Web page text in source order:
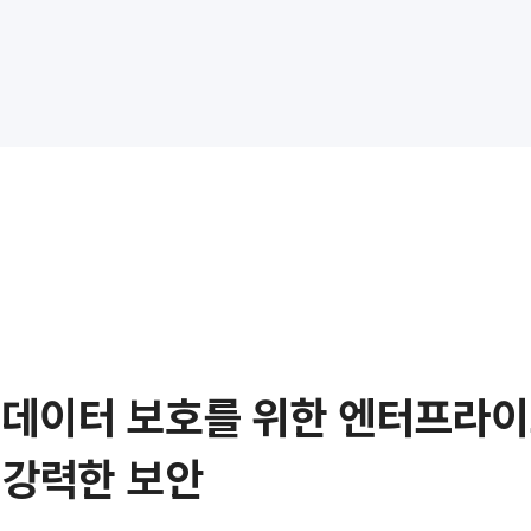
데이터 보호를 위한 엔터프라
강력한 보안